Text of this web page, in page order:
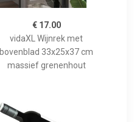
€ 17.00
vidaXL Wijnrek met
bovenblad 33x25x37 cm
massief grenenhout